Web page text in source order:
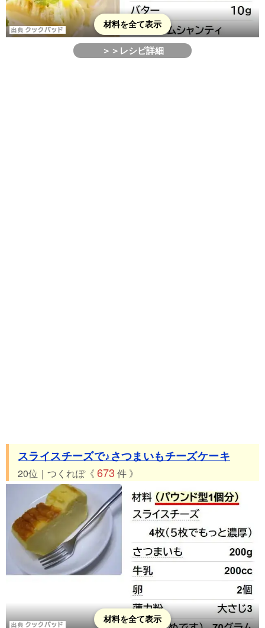
材料を全て表示
＞＞レシピ詳細
スライスチーズで♪さつまいもチーズケーキ
20位｜つくれぽ《 673 件 》
材料を全て表示